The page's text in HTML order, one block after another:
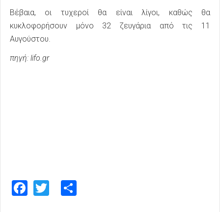
Βέβαια, οι τυχεροί θα είναι λίγοι, καθώς θα
κυκλοφορήσουν μόνο 32 ζευγάρια από τις 11
Αυγούστου.
πηγή: lifo.gr
Facebook
Twitter